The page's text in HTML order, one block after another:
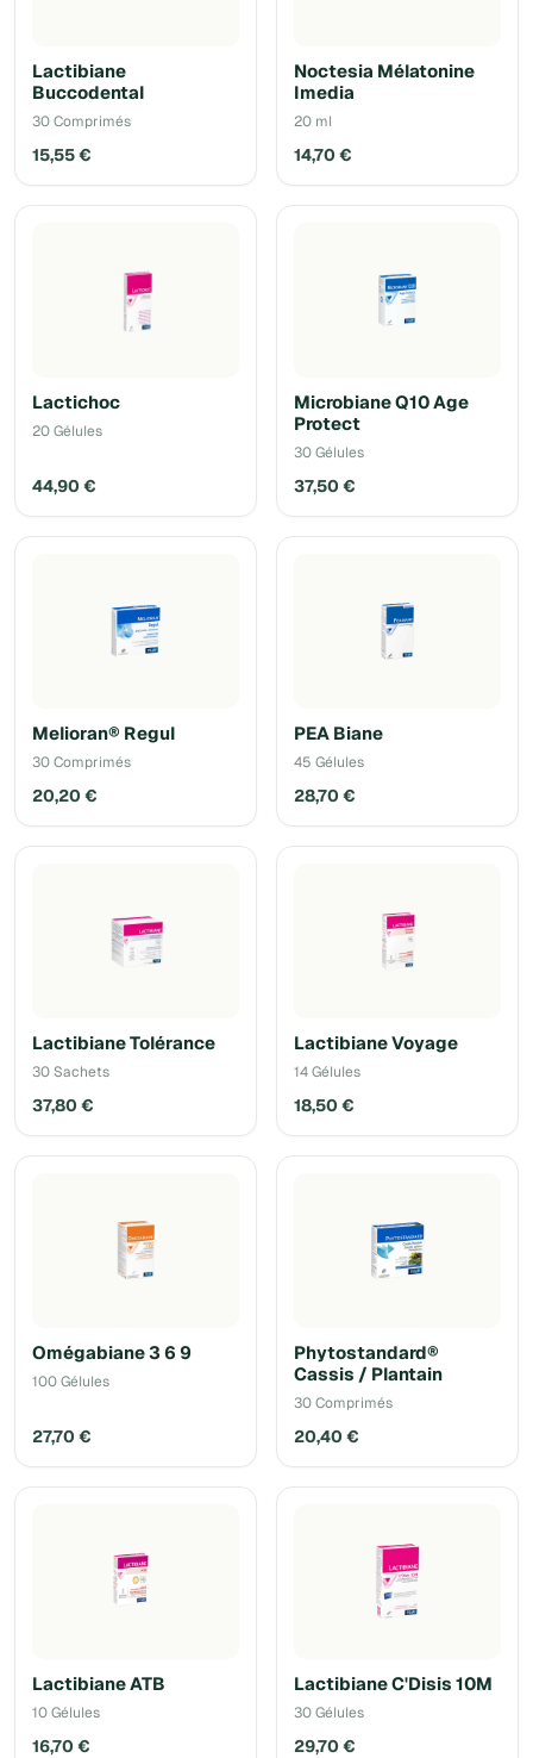
Lactibiane
Buccodental
30 Comprimés
15,55 €
Noctesia Mélatonine
Imedia
20 ml
14,70 €
Lactichoc
20 Gélules
44,90 €
Microbiane Q10 Age
Protect
30 Gélules
37,50 €
Melioran® Regul
30 Comprimés
20,20 €
PEA Biane
45 Gélules
28,70 €
Lactibiane Tolérance
30 Sachets
37,80 €
Lactibiane Voyage
14 Gélules
18,50 €
Omégabiane 3 6 9
100 Gélules
27,70 €
Phytostandard®
Cassis / Plantain
30 Comprimés
20,40 €
Lactibiane ATB
10 Gélules
16,70 €
Lactibiane C'Disis 10M
30 Gélules
29,70 €